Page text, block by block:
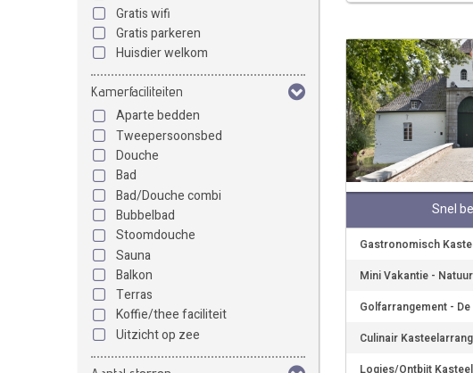
Gratis wifi
Gratis parkeren
Huisdier welkom
Kamerfaciliteiten
Aparte bedden
Tweepersoonsbed
Douche
Bad
Bad/Douche combi
Bubbelbad
Stoomdouche
Sauna
Balkon
Terras
Koffie/thee faciliteit
Uitzicht op zee
Snel
Gastronomisch
Mini Vakantie -
Golfarrangement -
Culinair
Logies/Ontbijt